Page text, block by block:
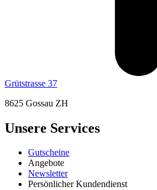
Grütstrasse 37
8625 Gossau ZH
Unsere Services
Gutscheine
Angebote
Newsletter
Persönlicher Kundendienst